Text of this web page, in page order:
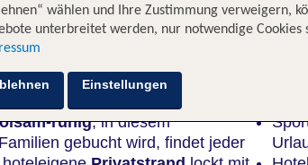
Hotelinformationen Lage
ruhig, in diesem
gebucht wird, findet jeder
wählen und Ihre Zustimmung verweigern,
unterbreitet werden, nur notwendige Cookies
Einstellungen